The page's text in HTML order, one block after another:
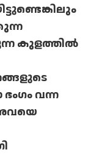
കുളത്തിൽ
വന്ന